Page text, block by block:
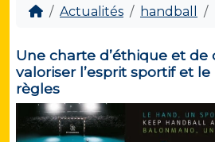
Actualités handball
Une charte d’éthique et
valoriser l’esprit sportif et
règles